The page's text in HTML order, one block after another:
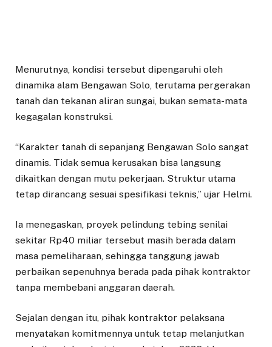
Menurutnya, kondisi tersebut dipengaruhi oleh
dinamika alam Bengawan Solo, terutama pergerakan
tanah dan tekanan aliran sungai, bukan semata-mata
kegagalan konstruksi.
“Karakter tanah di sepanjang Bengawan Solo sangat
dinamis. Tidak semua kerusakan bisa langsung
dikaitkan dengan mutu pekerjaan. Struktur utama
tetap dirancang sesuai spesifikasi teknis,” ujar Helmi.
Ia menegaskan, proyek pelindung tebing senilai
sekitar Rp40 miliar tersebut masih berada dalam
masa pemeliharaan, sehingga tanggung jawab
perbaikan sepenuhnya berada pada pihak kontraktor
tanpa membebani anggaran daerah.
Sejalan dengan itu, pihak kontraktor pelaksana
menyatakan komitmennya untuk tetap melanjutkan